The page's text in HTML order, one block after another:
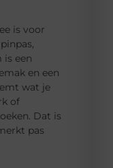
is voor
is een
en een
wat je
of
Dat is
pas